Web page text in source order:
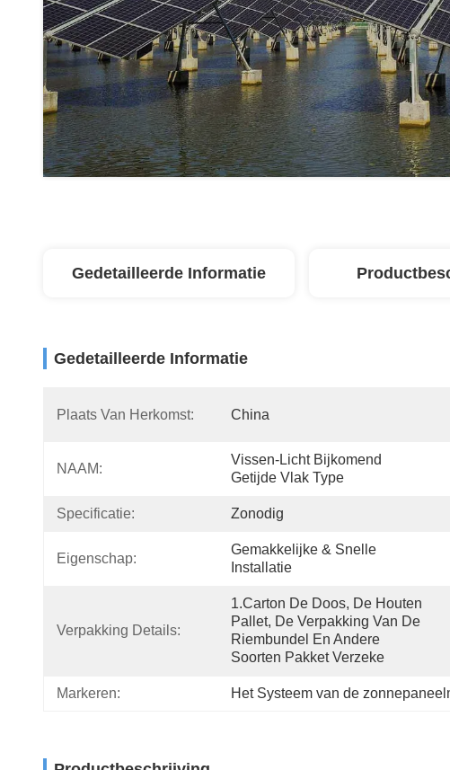
Gedetailleerde Informatie
Gedetailleerde Informatie
Plaats Van Herkomst: China
NAAM:
Vissen-Licht Bijkomend
Getijde Vlak Type
Specificatie: Zonodig
Eigenschap:
Gemakkelijke & Snelle
Installatie
Verpakking Details:
1.Carton De Doos, De Houten
Pallet, De Verpakking Van De
Riembundel En Andere
Soorten Pakket Verzeke
Markeren: Het Systeem van de